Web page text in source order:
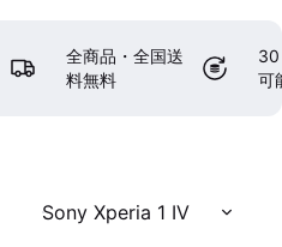
全商品・全国送
料無料
30
可
Sony Xperia 1 IV